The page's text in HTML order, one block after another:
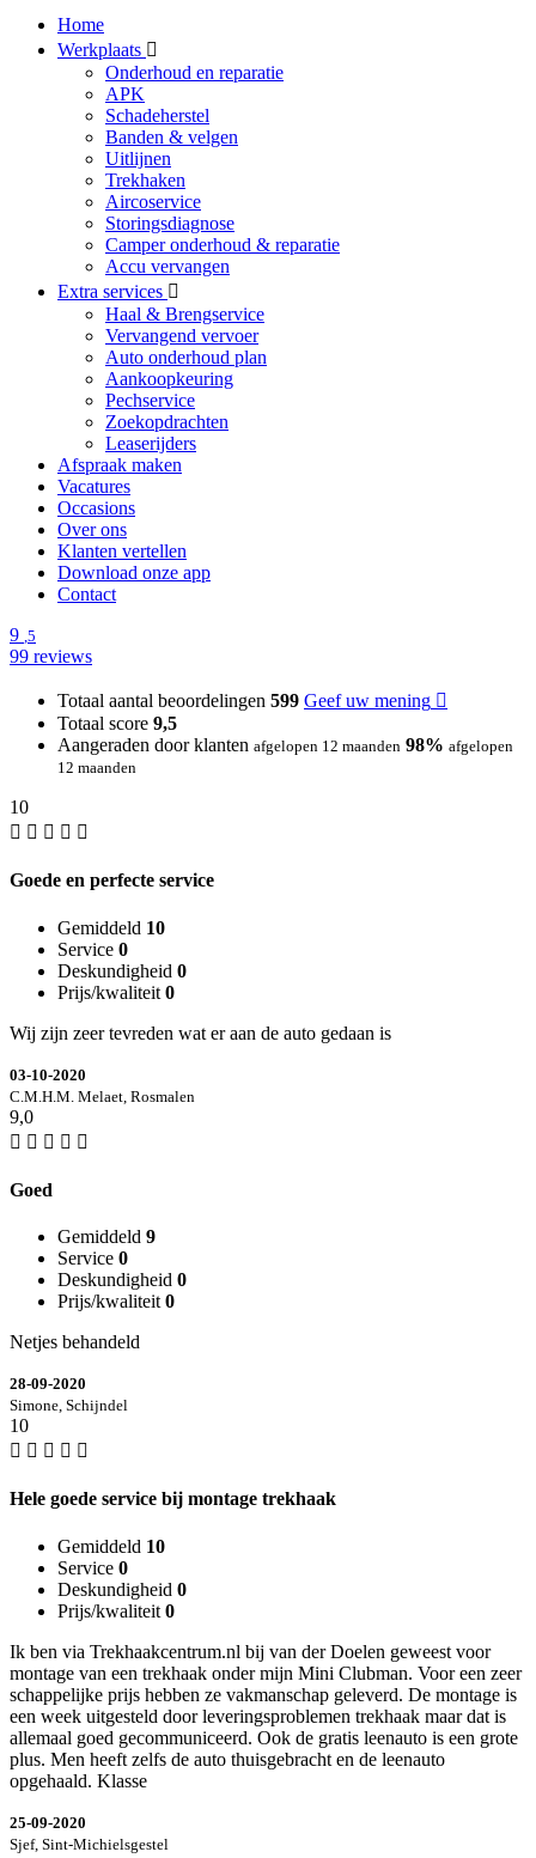
Home
Werkplaats
Onderhoud en reparatie
APK
Schadeherstel
Banden & velgen
Uitlijnen
Trekhaken
Aircoservice
Storingsdiagnose
Camper onderhoud & reparatie
Accu vervangen
Extra services
Haal & Brengservice
Vervangend vervoer
Auto onderhoud plan
Aankoopkeuring
Pechservice
Zoekopdrachten
Leaserijders
Afspraak maken
Vacatures
Occasions
Over ons
Klanten vertellen
Download onze app
Contact
9 ,5
99 reviews
Totaal aantal beoordelingen 599 Geef uw mening
Totaal score 9,5
Aangeraden door klanten afgelopen 12 maanden 98% afgelopen
12 maanden
10
Goede en perfecte service
Gemiddeld 10
Service 0
Deskundigheid 0
Prijs/kwaliteit 0
Wij zijn zeer tevreden wat er aan de auto gedaan is
03-10-2020
C.M.H.M. Melaet, Rosmalen
9,0
Goed
Gemiddeld 9
Service 0
Deskundigheid 0
Prijs/kwaliteit 0
Netjes behandeld
28-09-2020
Simone, Schijndel
10
Hele goede service bij montage trekhaak
Gemiddeld 10
Service 0
Deskundigheid 0
Prijs/kwaliteit 0
Ik ben via Trekhaakcentrum.nl bij van der Doelen geweest voor
montage van een trekhaak onder mijn Mini Clubman. Voor een zeer
schappelijke prijs hebben ze vakmanschap geleverd. De montage is
een week uitgesteld door leveringsproblemen trekhaak maar dat is
allemaal goed gecommuniceerd. Ook de gratis leenauto is een grote
plus. Men heeft zelfs de auto thuisgebracht en de leenauto
opgehaald. Klasse
25-09-2020
Sjef, Sint-Michielsgestel